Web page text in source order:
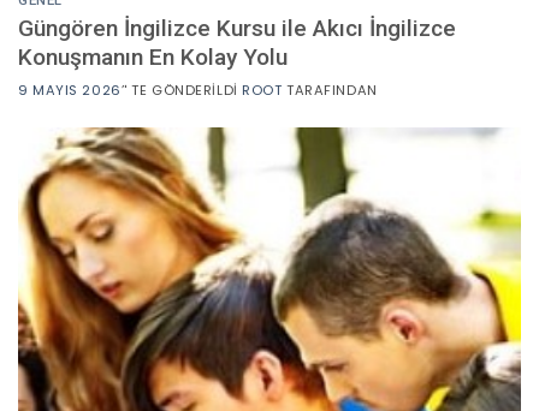
Güngören İngilizce Kursu ile Akıcı İngilizce
Konuşmanın En Kolay Yolu
9 MAYIS 2026’' TE GÖNDERILDI ROOT TARAFINDAN